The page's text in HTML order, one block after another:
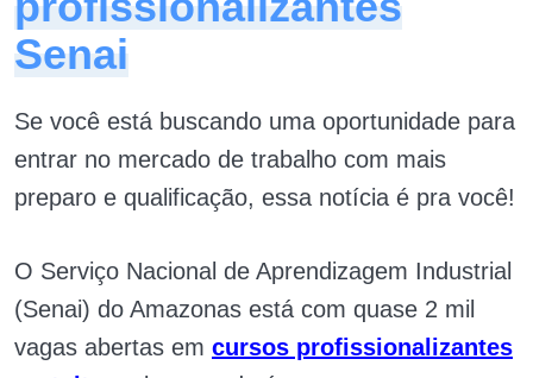
Senai
Se você está buscando uma oportunidade para
entrar no mercado de trabalho com mais
preparo e qualificação, essa notícia é pra você!
O Serviço Nacional de Aprendizagem Industrial
(Senai) do Amazonas está com quase 2 mil
vagas abertas em cursos profissionalizantes